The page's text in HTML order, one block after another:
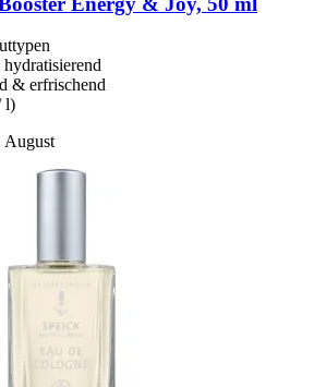
& erfrischend
l)
August